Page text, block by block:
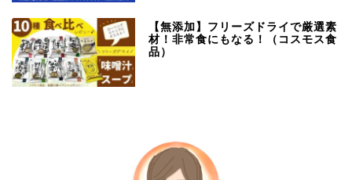
【無添加】フリーズドライで厳選素
材！非常食にもなる！（コスモス食
品）